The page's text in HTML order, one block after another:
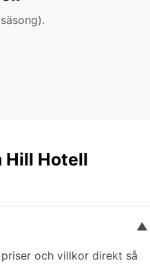
Hill Hotell
▼
och villkor direkt så